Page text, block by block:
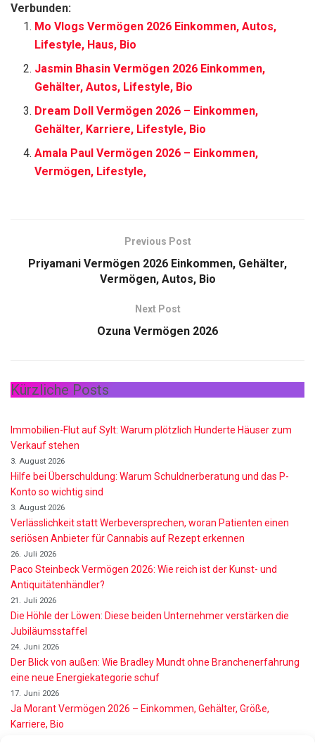
Verbunden:
Mo Vlogs Vermögen 2026 Einkommen, Autos,
Lifestyle, Haus, Bio
Jasmin Bhasin Vermögen 2026 Einkommen,
Gehälter, Autos, Lifestyle, Bio
Dream Doll Vermögen 2026 – Einkommen,
Gehälter, Karriere, Lifestyle, Bio
Amala Paul Vermögen 2026 – Einkommen,
Vermögen, Lifestyle,
Previous Post
Priyamani Vermögen 2026 Einkommen, Gehälter,
Vermögen, Autos, Bio
Next Post
Ozuna Vermögen 2026
Kürzliche Posts
Immobilien-Flut auf Sylt: Warum plötzlich Hunderte Häuser zum
Verkauf stehen
3. August 2026
Hilfe bei Überschuldung: Warum Schuldnerberatung und das P-
Konto so wichtig sind
3. August 2026
Verlässlichkeit statt Werbeversprechen, woran Patienten einen
seriösen Anbieter für Cannabis auf Rezept erkennen
26. Juli 2026
Paco Steinbeck Vermögen 2026: Wie reich ist der Kunst- und
Antiquitätenhändler?
21. Juli 2026
Die Höhle der Löwen: Diese beiden Unternehmer verstärken die
Jubiläumsstaffel
24. Juni 2026
Der Blick von außen: Wie Bradley Mundt ohne Branchenerfahrung
eine neue Energiekategorie schuf
17. Juni 2026
Ja Morant Vermögen 2026 – Einkommen, Gehälter, Größe,
Karriere, Bio